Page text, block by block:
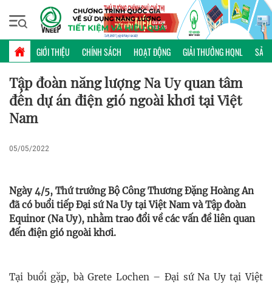
GIỚI THIỆU CHÍNH SÁCH HOẠT ĐỘNG GIẢI THƯỞNG HQNL SẢN
Thứ năm, 06/08/2026 | 08:59 GMT+7
HỢP TÁC QUỐC TẾ
Tập đoàn năng lượng Na Uy quan tâm
đến dự án điện gió ngoài khơi tại Việt
Nam
05/05/2022
Ngày 4/5, Thứ trưởng Bộ Công Thương Đặng Hoàng An
đã có buổi tiếp Đại sứ Na Uy tại Việt Nam và Tập đoàn
Equinor (Na Uy), nhằm trao đổi về các vấn đề liên quan
đến điện gió ngoài khơi.
Tại buổi gặp, bà Grete Lochen – Đại sứ Na Uy tại Việt